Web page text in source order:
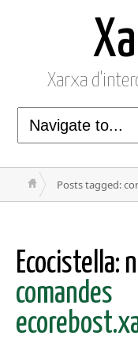
Xarxa
Posts tagged:
Ecocistella:
comandes